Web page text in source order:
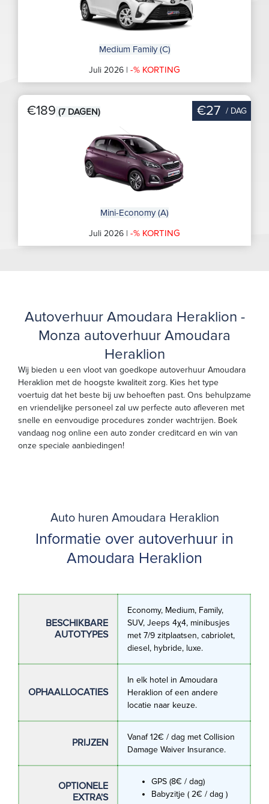
Medium Family (C)
Juli 2026 | -% KORTING
€189 (7 DAGEN) €27 / DAG
Mini-Economy (A)
Juli 2026 | -% KORTING
Autoverhuur Amoudara Heraklion -
Monza autoverhuur Amoudara
Heraklion
Wij bieden u een vloot van goedkope autoverhuur Amoudara
Heraklion met de hoogste kwaliteit zorg. Kies het type
voertuig dat het beste bij uw behoeften past. Ons behulpzame
en vriendelijke personeel zal uw perfecte auto afleveren met
snelle en eenvoudige procedures zonder wachtrijen. Boek
vandaag nog online een auto zonder creditcard en win van
onze speciale aanbiedingen!
Auto huren Amoudara Heraklion
Informatie over autoverhuur in
Amoudara Heraklion
BESCHIKBARE
AUTOTYPES
Economy, Medium, Family,
SUV, Jeeps 4χ4, minibusjes
met 7/9 zitplaatsen, cabriolet,
diesel, hybride, luxe.
OPHAALLOCATIES
In elk hotel in Amoudara
Heraklion of een andere
locatie naar keuze.
PRIJZEN
Vanaf 12€ / dag met Collision
Damage Waiver Insurance.
OPTIONELE
EXTRA'S
GPS (8€ / dag)
Babyzitje ( 2€ / dag )